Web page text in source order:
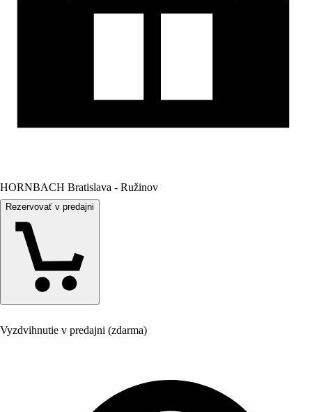
HORNBACH Bratislava - Ružinov
Rezervovať v predajni
Vyzdvihnutie v predajni (zdarma)